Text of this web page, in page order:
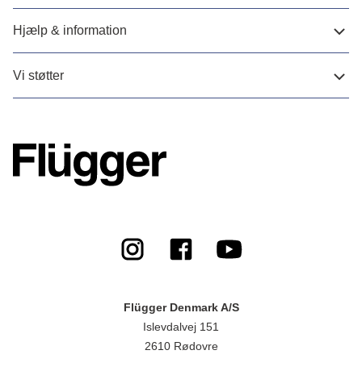
Hjælp & information
Vi støtter
Flügger Denmark A/S
Islevdalvej 151
2610 Rødovre